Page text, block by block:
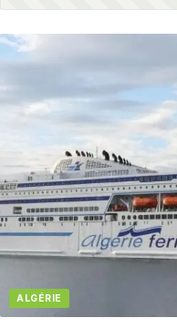
ALGÉRIE